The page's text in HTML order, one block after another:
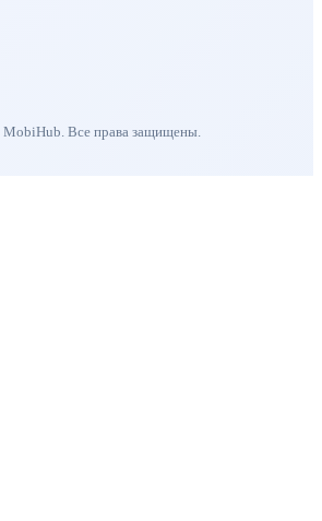
MobiHub. Все права защищены.